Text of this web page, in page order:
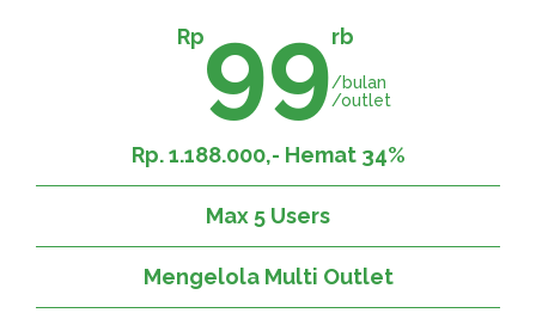
Rp99rb
/bulan
/outlet
Rp. 1.188.000,- Hemat 34%
Max 5 Users
Mengelola Multi Outlet